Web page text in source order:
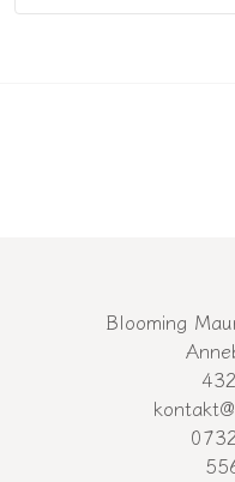
Blooming